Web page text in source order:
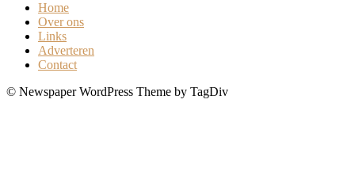
Home
Over ons
Links
Adverteren
Contact
© Newspaper WordPress Theme by TagDiv